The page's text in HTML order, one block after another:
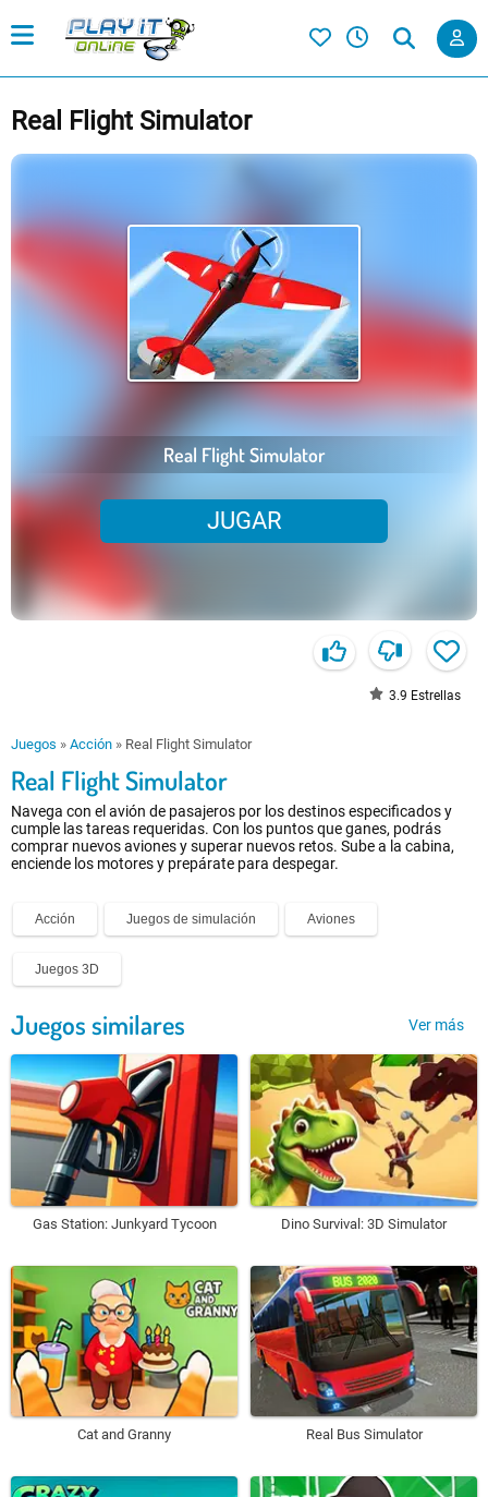
Real Flight Simulator
Real Flight Simulator
JUGAR
3.9 Estrellas
Juegos » Acción » Real Flight Simulator
Real Flight Simulator
Navega con el avión de pasajeros por los destinos especificados y
cumple las tareas requeridas. Con los puntos que ganes, podrás
comprar nuevos aviones y superar nuevos retos. Sube a la cabina,
enciende los motores y prepárate para despegar.
Acción Juegos de simulación Aviones
Juegos 3D
Juegos similares Ver más
Gas Station: Junkyard Tycoon Dino Survival: 3D Simulator
Cat and Granny Real Bus Simulator